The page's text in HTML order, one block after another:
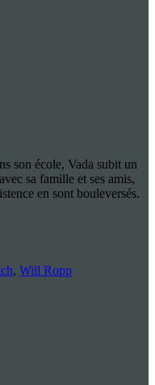
son école, Vada subit un
sa famille et ses amis,
en sont bouleversés.
, Will Ropp